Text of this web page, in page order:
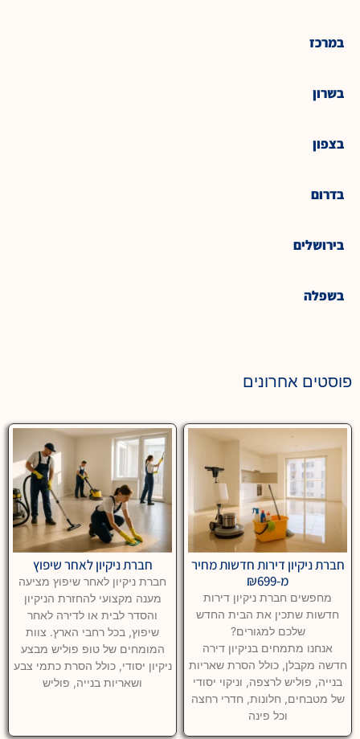
במרכז
בשרון
בצפון
בדרום
בירושלים
בשפלה
פוסטים אחרונים
חברת ניקיון דירות חדשות מחיר
מ-₪699
מחפשים חברת ניקיון דירות
חדשות שתכין את הבית החדש
שלכם למגורים?
אנחנו מתמחים בניקיון דירה
חדשה מקבלן, כולל הסרת שאריות
בנייה, פוליש לרצפה, וניקוי יסודי
של מטבחים, חלונות, חדרי רחצה
וכל פינה
חברת ניקיון לאחר שיפוץ
חברת ניקיון לאחר שיפוץ מציעה
מענה מקצועי להחזרת הניקיון
והסדר לבית או לדירה לאחר
שיפוץ, בכל רחבי הארץ. צוות
המומחים של טופ פוליש מבצע
ניקיון יסודי, כולל הסרת כתמי צבע
ושאריות בנייה, פוליש